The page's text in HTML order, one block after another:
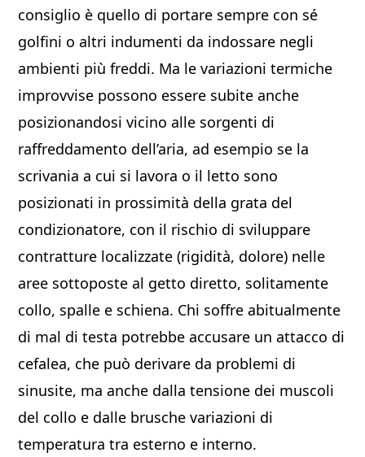
consiglio è quello di portare sempre con sé
golfini o altri indumenti da indossare negli
ambienti più freddi. Ma le variazioni termiche
improvvise possono essere subite anche
posizionandosi vicino alle sorgenti di
raffreddamento dell’aria, ad esempio se la
scrivania a cui si lavora o il letto sono
posizionati in prossimità della grata del
condizionatore, con il rischio di sviluppare
contratture localizzate (rigidità, dolore) nelle
aree sottoposte al getto diretto, solitamente
collo, spalle e schiena. Chi soffre abitualmente
di mal di testa potrebbe accusare un attacco di
cefalea, che può derivare da problemi di
sinusite, ma anche dalla tensione dei muscoli
del collo e dalle brusche variazioni di
temperatura tra esterno e interno.